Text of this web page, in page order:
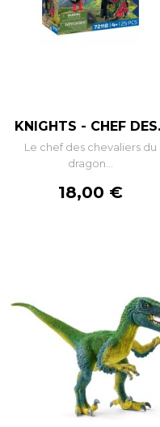
KNIGHTS - CHEF
Le chef des chevaliers du
dragon...
Prix
18,00 €